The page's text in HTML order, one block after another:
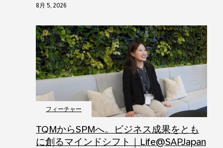
8月 5, 2026
フィーチャー
TQMからSPMへ。ビジネス成果をとも
に創るマインドシフト｜Life@SAPJapan